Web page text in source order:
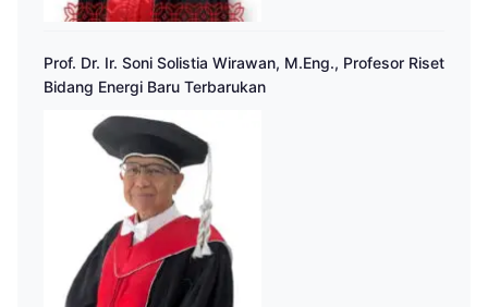
Prof. Dr. Ir. Soni Solistia Wirawan, M.Eng., Profesor Riset
Bidang Energi Baru Terbarukan